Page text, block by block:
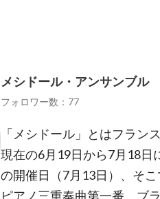
メシドール・アンサンブル
フォロワー数：77
「メシドール」とはフラン
現在の6月19日から7月18日
の開催日（7月13日）、そ
ピアノ三重奏曲第一番、ブ